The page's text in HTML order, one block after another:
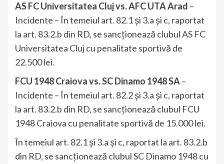
AS FC Universitatea Cluj vs. AFC UTA Arad –
Incidente – În temeiul art. 82.1 și 3.a și c, raportat
la art. 83.2.b din RD, se sancționează clubul AS FC
Universitatea Cluj cu penalitate sportivă de
22.500 lei.
FCU 1948 Craiova vs. SC Dinamo 1948 SA–
Incidente – În temeiul art. 82.2 și 3.a și c, raportat
la art. 83.2.b din RD, se sancționează clubul FCU
1948 Craiova cu penalitate sportivă de 15.000 lei.
În temeiul art. 82.1 și 3.a și c, raportat la art. 83.2.b
din RD, se sancționează clubul SC Dinamo 1948 cu